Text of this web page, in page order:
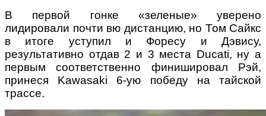
В первой гонке «зеленые» уверено
лидировали почти вю дистанцию, но Том Сайкс
в итоге уступил и Форесу и Дэвису,
результативно отдав 2 и 3 места Ducati, ну а
первым соответственно финишировал Рэй,
принеся Kawasaki 6-ую победу на тайской
трассе.